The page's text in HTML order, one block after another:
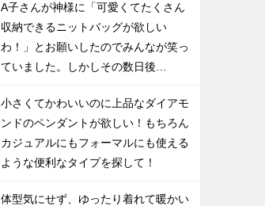
A子さんが神様に「可愛くてたくさん
収納できるニットバッグが欲しい
わ！」とお願いしたのでみんなが笑っ
ていました。しかしその数日後…
小さくてかわいいのに上品なダイアモ
ンドのペンダントが欲しい！もちろん
カジュアルにもフォーマルにも使える
ような便利なタイプを探して！
体型気にせず、ゆったり着れて暖かい